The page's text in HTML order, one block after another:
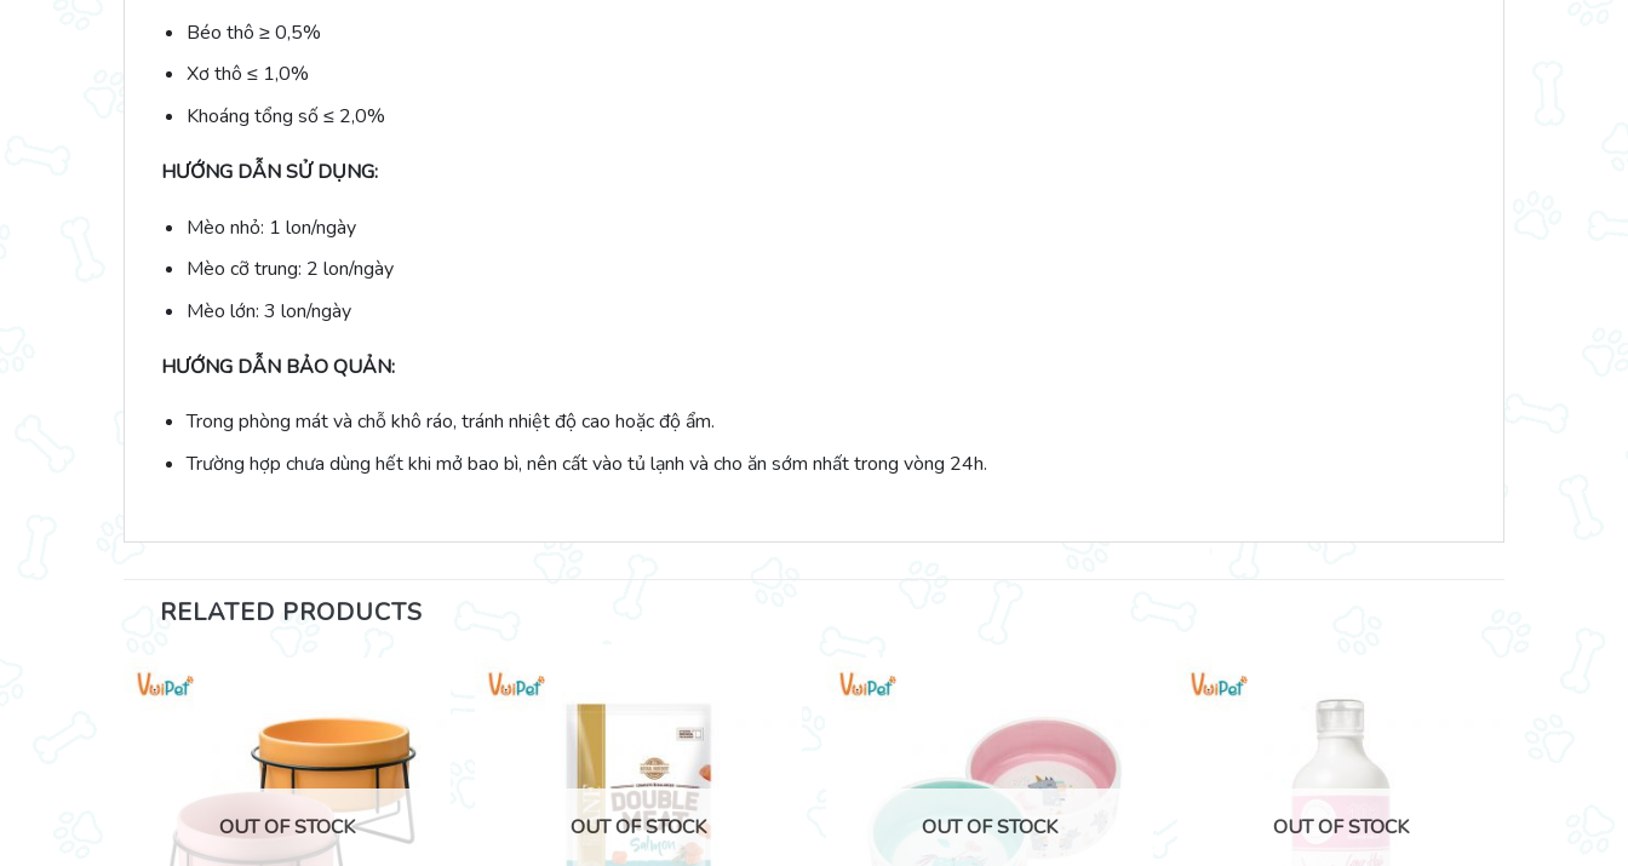
Béo thô ≥ 0,5%
Xơ thô ≤ 1,0%
Khoáng tổng số ≤ 2,0%
HƯỚNG DẪN SỬ DỤNG:
Mèo nhỏ: 1 lon/ngày
Mèo cỡ trung: 2 lon/ngày
Mèo lớn: 3 lon/ngày
HƯỚNG DẪN BẢO QUẢN:
Trong phòng mát và chỗ khô ráo, tránh nhiệt độ cao hoặc độ ẩm.
Trường hợp chưa dùng hết khi mở bao bì, nên cất vào tủ lạnh và cho ăn sớm nhất trong vòng 24h.
RELATED PRODUCTS
OUT OF STOCK OUT OF STOCK OUT OF STOCK OUT OF STOCK